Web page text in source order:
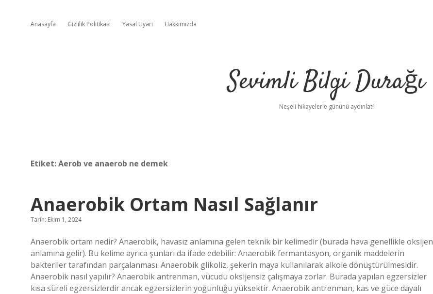
Anasayfa Gizlilik Politikası Yasal Uyarı Hakkımızda
Sevimli Bilgi Durağı
Neşeli hikayelerle gününü aydınlat!
Etiket:Aerob ve anaerob ne demek
Anaerobik Ortam Nasıl Sağlanır
Tarih: Ekim 1, 2024
Anaerobik ortam nedir? Anaerobik, havasız anlamına gelen teknik bir kelimedir (burada hava genellikle oksijen
anlamına gelir). Bu kelime ayrıca şunları da ifade edebilir: Anaerobik fermantasyon, organik maddelerin
bakteriler tarafından parçalanması. Anaerobik glikoliz, şekerin maya kullanılarak alkole dönüştürülmesidir.
Anaerobik nasıl yapılır? Anaerobik antrenman, vücudu oksijensiz çalışmaya zorlar. Burada yapılan egzersizler
kısa süreli egzersizlerdir ancak egzersizlerin yoğunluğu yüksektir. Anaerobik antrenman, kas ve güce dayalı